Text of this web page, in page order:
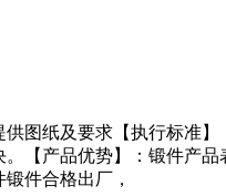
图纸及要求【执行标
【产品优势】：锻件产
件合格出厂，